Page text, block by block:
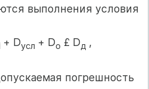
выполнения условия
+ Dусл + Dо £ Dд ,
погрешность